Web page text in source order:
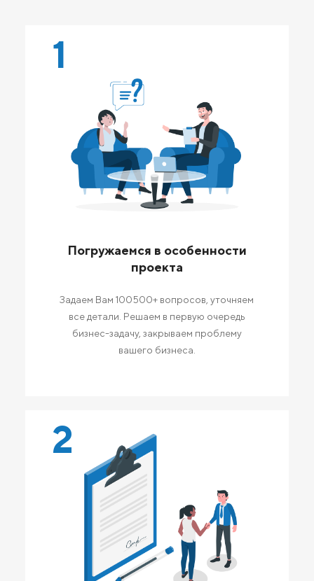
1
Погружаемся в особенности
проекта
Задаем Вам 100500+ вопросов, уточняем
все детали. Решаем в первую очередь
бизнес-задачу, закрываем проблему
вашего бизнеса.
2